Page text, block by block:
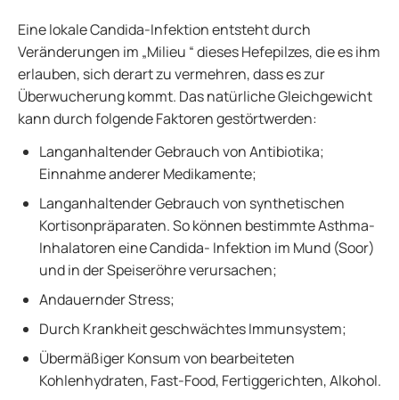
Eine lokale Candida-Infektion entsteht durch
Veränderungen im „Milieu “ dieses Hefepilzes, die es ihm
erlauben, sich derart zu vermehren, dass es zur
Überwucherung kommt. Das natürliche Gleichgewicht
kann durch folgende Faktoren gestörtwerden:
Langanhaltender Gebrauch von Antibiotika;
Einnahme anderer Medikamente;
Langanhaltender Gebrauch von synthetischen
Kortisonpräparaten. So können bestimmte Asthma-
Inhalatoren eine Candida- Infektion im Mund (Soor)
und in der Speiseröhre verursachen;
Andauernder Stress;
Durch Krankheit geschwächtes Immunsystem;
Übermäßiger Konsum von bearbeiteten
Kohlenhydraten, Fast-Food, Fertiggerichten, Alkohol.